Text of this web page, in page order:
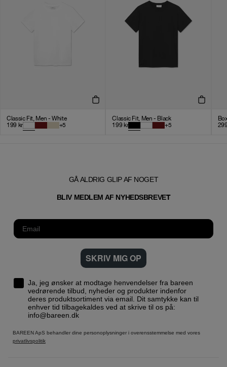
Classic Fit, Men - White
199 kr +5
Classic Fit, Men - Black
199 kr +5
GÅ ALDRIG GLIP AF NOGET
BLIV MEDLEM AF NYHEDSBREVET
SKRIV MIG OP
Ja, jeg ønsker at modtage henvendelser fra bareen
vedrørende tilbud, nyheder og produkter indenfor
deres produktsortiment via email. Dit samtykke kan til
enhver tid tilbagekaldes ved at skrive til os på:
info@bareen.dk
BAREEN ApS behandler dine personoplysninger i overensstemmelse med vores
privatlivspolitik